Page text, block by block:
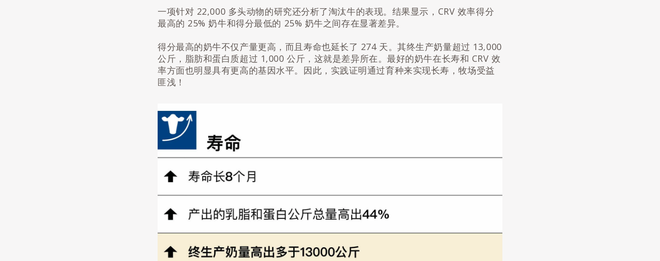
一项针对 22,000 多头动物的研究还分析了淘汰牛的表现。结果显示，CRV 效率得分
最高的 25% 奶牛和得分最低的 25% 奶牛之间存在显著差异。
得分最高的奶牛不仅产量更高，而且寿命也延长了 274 天。其终生产奶量超过 13,000
公斤，脂肪和蛋白质超过 1,000 公斤，这就是差异所在。最好的奶牛在长寿和 CRV 效
率方面也明显具有更高的基因水平。因此，实践证明通过育种来实现长寿，牧场受益
匪浅！